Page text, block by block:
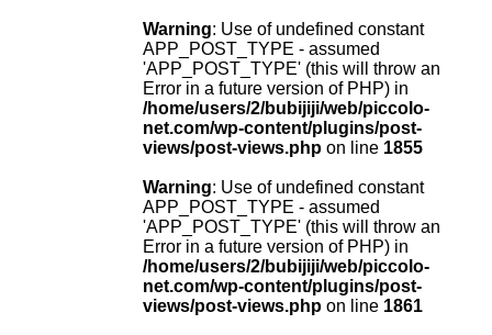
Warning: Use of undefined constant
APP_POST_TYPE - assumed
'APP_POST_TYPE' (this will throw an
Error in a future version of PHP) in
/home/users/2/bubijiji/web/piccolo-
net.com/wp-content/plugins/post-
views/post-views.php on line 1855
Warning: Use of undefined constant
APP_POST_TYPE - assumed
'APP_POST_TYPE' (this will throw an
Error in a future version of PHP) in
/home/users/2/bubijiji/web/piccolo-
net.com/wp-content/plugins/post-
views/post-views.php on line 1861